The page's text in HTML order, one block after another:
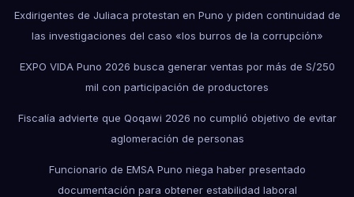
Exdirigentes de Juliaca protestan en Puno y piden continuidad de
las investigaciones del caso «los burros de la corrupción»
EXPO VIDA Puno 2026 busca generar ventas por más de S/250
mil con participación de productores
Fiscalía advierte que Qoqawi 2026 no cumplió objetivo de evitar
aglomeración de personas
Funcionario de EMSA Puno niega haber presentado
documentación para obtener estabilidad laboral